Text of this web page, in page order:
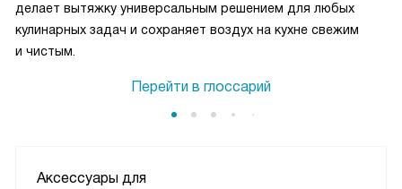
делает вытяжку универсальным решением для любых
кулинарных задач и сохраняет воздух на кухне свежим
и чистым.
Перейти в глоссарий
Аксессуары для